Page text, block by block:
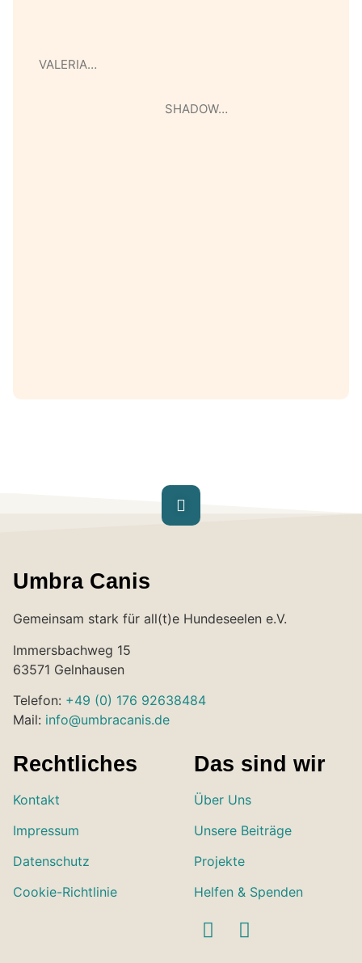
VALERIA…
SHADOW…
Umbra Canis
Gemeinsam stark für all(t)e Hundeseelen e.V.
Immersbachweg 15
63571 Gelnhausen
Telefon: +49 (0) 176 92638484
Mail: info@umbracanis.de
Rechtliches
Kontakt
Impressum
Datenschutz
Cookie-Richtlinie
Das sind wir
Über Uns
Unsere Beiträge
Projekte
Helfen & Spenden